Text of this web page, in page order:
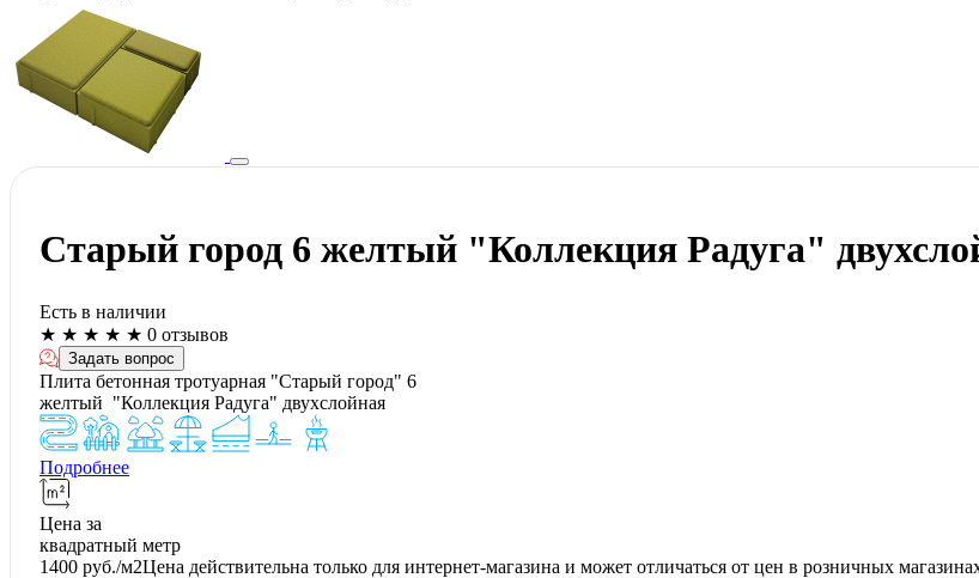
Старый город 6 желтый "Коллекция Радуга"
Есть в наличии
★ ★ ★ ★ ★ 0 отзывов
Задать вопрос
Плита бетонная тротуарная "Старый город" 6
желтый "Коллекция Радуга" двухслойная
Подробнее
Цена за
квадратный метр
1400 руб./м2Цена действительна только для интернет-магазина и может отличаться от цен в розничных